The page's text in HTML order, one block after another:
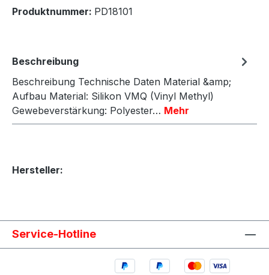
Produktnummer: PD18101
Beschreibung
Beschreibung Technische Daten Material &amp;
Aufbau Material: Silikon VMQ (Vinyl Methyl)
Gewebeverstärkung: Polyester… Mehr
Hersteller:
Service-Hotline